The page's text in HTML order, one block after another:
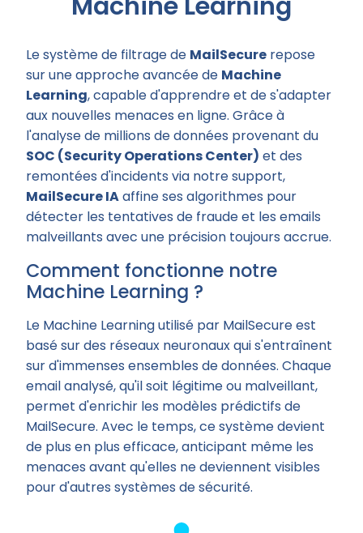
Le système de filtrage de MailSecure repose
sur une approche avancée de Machine
Learning, capable d'apprendre et de s'adapter
aux nouvelles menaces en ligne. Grâce à
l'analyse de millions de données provenant du
SOC (Security Operations Center) et des
remontées d'incidents via notre support,
MailSecure IAaffine ses algorithmes pour
détecter les tentatives de fraude et les emails
malveillants avec une précision toujours accrue.
Comment fonctionne notre
Machine Learning ?
Le Machine Learning utilisé par MailSecure est
basé sur des réseaux neuronaux qui s'entraînent
sur d'immenses ensembles de données. Chaque
email analysé, qu'il soit légitime ou malveillant,
permet d'enrichir les modèles prédictifs de
MailSecure. Avec le temps, ce système devient
de plus en plus efficace, anticipant même les
menaces avant qu'elles ne deviennent visibles
pour d'autres systèmes de sécurité.